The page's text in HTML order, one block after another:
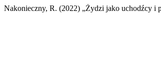
Nakonieczny, R. (2022) „Żydzi jako uchodźcy i